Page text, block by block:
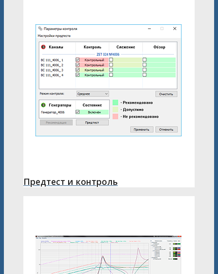
Предтест и контроль